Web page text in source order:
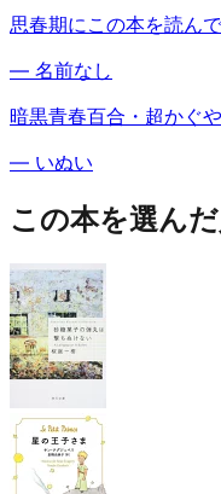
思春期にこの本を読ん
— 名前なし
暗黒青春百合・超かぐ
— いぬい
この本を選ん